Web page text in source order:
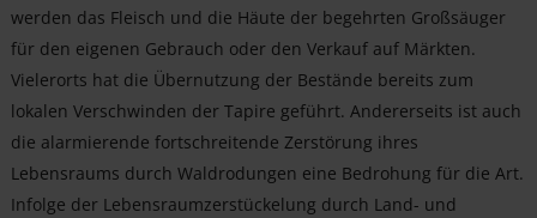
werden das Fleisch und die Häute der begehrten Großsäuger
für den eigenen Gebrauch oder den Verkauf auf Märkten.
Vielerorts hat die Übernutzung der Bestände bereits zum
lokalen Verschwinden der Tapire geführt. Andererseits ist auch
die alarmierende fortschreitende Zerstörung ihres
Lebensraums durch Waldrodungen eine Bedrohung für die Art.
Infolge der Lebensraumzerstückelung durch Land- und